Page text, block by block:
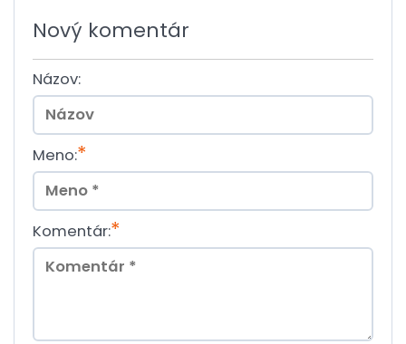
Nový komentár
Názov:
Meno:*
Komentár:*